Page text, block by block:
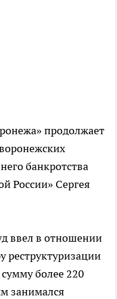
продолжает
банкротства
России» Сергея
ввел в отношении
реструктуризации
более 220
занимался